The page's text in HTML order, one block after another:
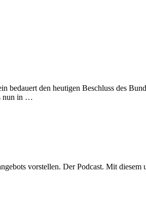
den heutigen Beschluss des
nun in …
vorstellen. Der Podcast. Mit